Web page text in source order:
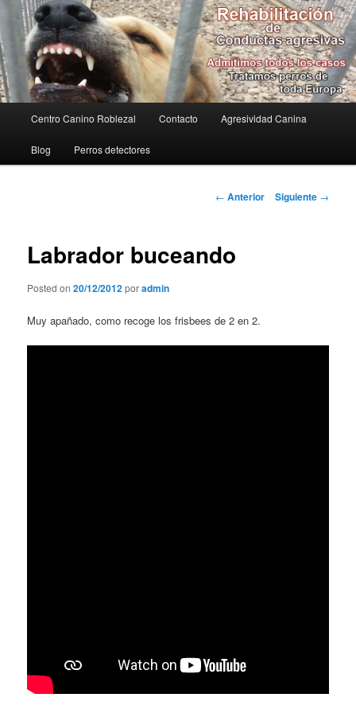
Residencia Canina y
Adiestramiento Canino
Residencia Canina con estancia en positivo y servicios de adiestramiento
canino cognitivo.
Ir al contenido principal
Centro Canino Roblezal Contacto Agresividad Canina
Blog Perros detectores
Navegador de artículos
← Anterior Siguiente →
Labrador buceando
Posted on20/12/2012poradmin
Muy apañado, como recoge los frisbees de 2 en 2.